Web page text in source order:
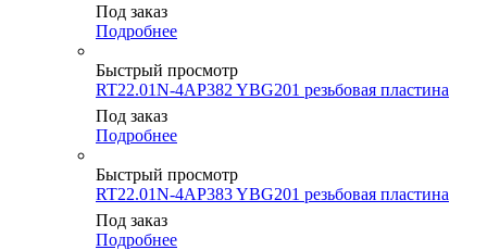
Под заказ
Подробнее
Быстрый просмотр
RT22.01N-4AP382 YBG201 резьбовая пластина
Под заказ
Подробнее
Быстрый просмотр
RT22.01N-4AP383 YBG201 резьбовая пластина
Под заказ
Подробнее